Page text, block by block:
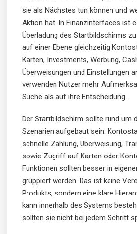
sie als Nächstes tun können und
Aktion hat. In Finanzinterfaces ist
Überladung des Startbildschirms
auf einer Ebene gleichzeitig
Karten, Investments, Werbung,
Überweisungen und Einstellungen
verwenden Nutzer mehr
Suche als auf ihre Entscheidung.
Der Startbildschirm sollte rund um
Szenarien aufgebaut sein:
schnelle Zahlung, Überweisung,
sowie Zugriff auf Karten oder
Funktionen sollten besser in
gruppiert werden. Das ist keine
Produkts, sondern eine klare
kann innerhalb des Systems
sollten sie nicht bei jedem Schritt